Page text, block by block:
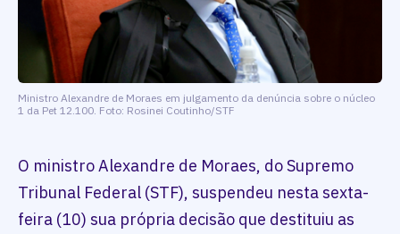
Ministro Alexandre de Moraes em julgamento da denúncia sobre o núcleo
1 da Pet 12.100. Foto: Rosinei Coutinho/STF
O ministro Alexandre de Moraes, do Supremo
Tribunal Federal (STF), suspendeu nesta sexta-
feira (10) sua própria decisão que destituiu as